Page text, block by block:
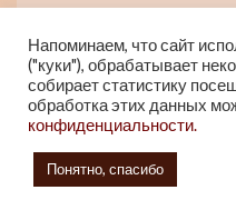
от руки.
А так хочется
кому-нибудь
ручкой, окунув ее в
Напоминаем, что сайт
("куки"), обрабатывает
собирает статистику
обработка этих данных
конфиденциальности.
Понятно, спасибо